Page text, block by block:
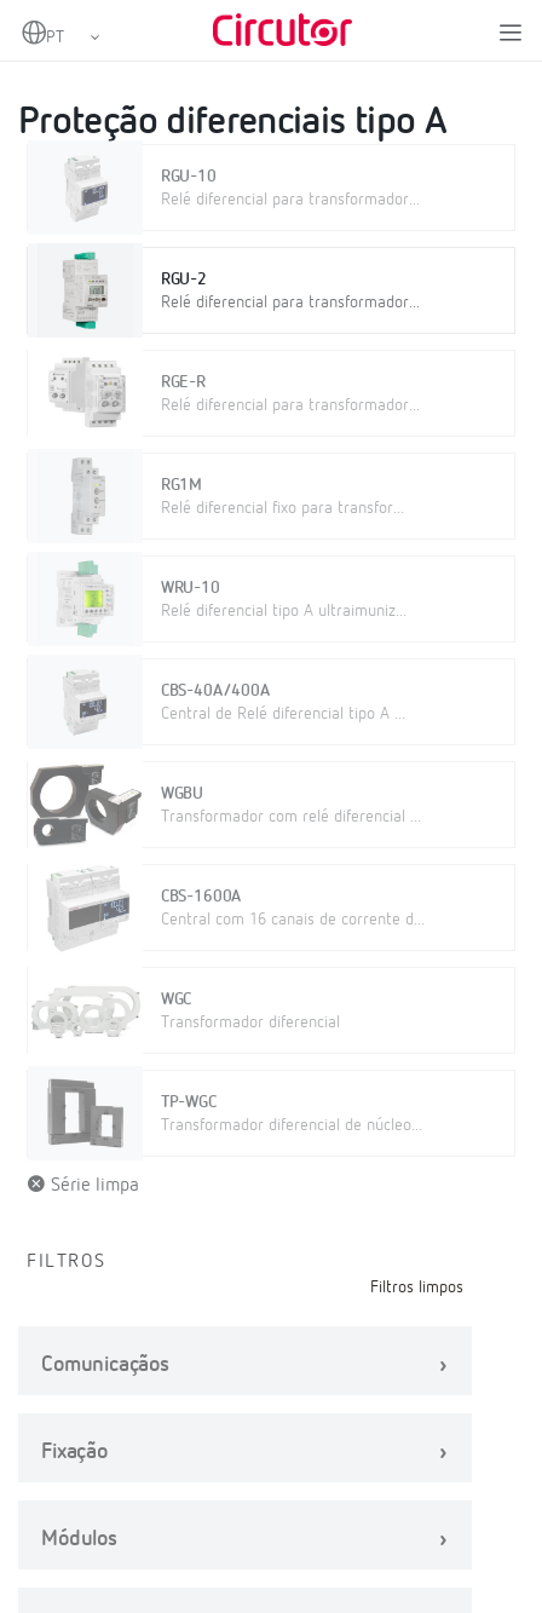
Home Proteção e controlo
Proteção diferencial
Proteção diferenciais tipo A
RGU-10
Relé diferencial para transformador...
RGU-2
Relé diferencial para transformador...
RGE-R
Relé diferencial para transformador...
RG1M
Relé diferencial fixo para transfor...
WRU-10
Relé diferencial tipo A ultraimuniz...
CBS-40A/400A
Central de Relé diferencial tipo A ...
WGBU
Transformador com relé diferencial ...
CBS-1600A
Central com 16 canais de corrente d...
WGC
Transformador diferencial
TP-WGC
Transformador diferencial de núcleo...
Série limpa
FILTROS
Filtros limpos
Comunicaçãos
Fixação
Módulos